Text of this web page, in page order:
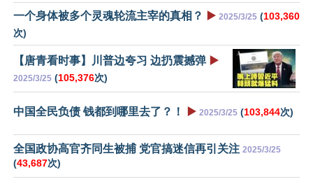
一个身体被多个灵魂轮流主宰的真相？ ▶️ 2025/3/25 (103,360
次)
【唐青看时事】川普边夸习 边扔震撼弹 ▶️
2025/3/25 (105,376次)
中国全民负债 钱都到哪里去了？！ ▶️ 2025/3/25 (103,844次)
全国政协高官齐同生被捕 党官搞迷信再引关注 2025/3/25
(43,687次)